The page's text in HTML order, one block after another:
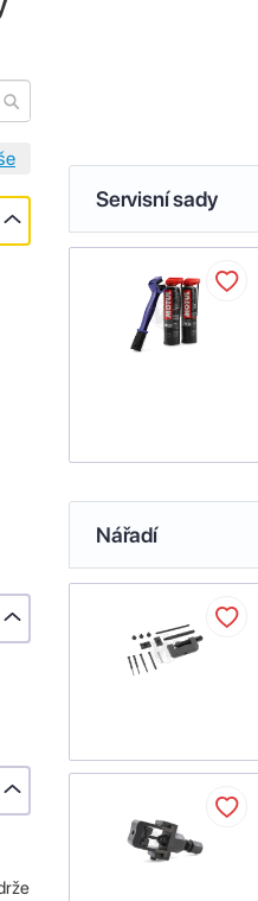
Servisní sady
Nářadí